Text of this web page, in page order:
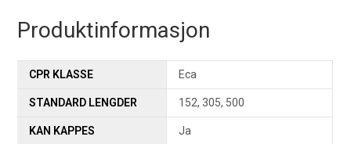
Produktinformasjon
CPR KLASSE Eca
STANDARD LENGDER 152, 305, 500
KAN KAPPES Ja